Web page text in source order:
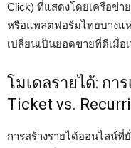
Click) ที่แสดงโดยเครือข่า
หรือแพลตฟอร์มไทยบางแ
เปลี่ยนเป็นยอดขายที่ดีเมื่
โมเดลรายได้: กา
Ticket vs.
การสร้างรายได้ออนไลน์ที่